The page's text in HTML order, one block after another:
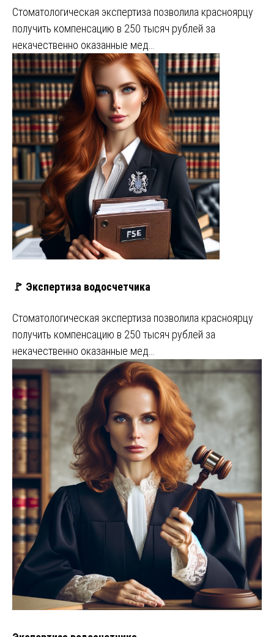
Стоматологическая экспертиза позволила красноярцу
получить компенсацию в 250 тысяч рублей за
некачественно оказанные мед…
🚩 Экспертиза водосчетчика
Стоматологическая экспертиза позволила красноярцу
получить компенсацию в 250 тысяч рублей за
некачественно оказанные мед…